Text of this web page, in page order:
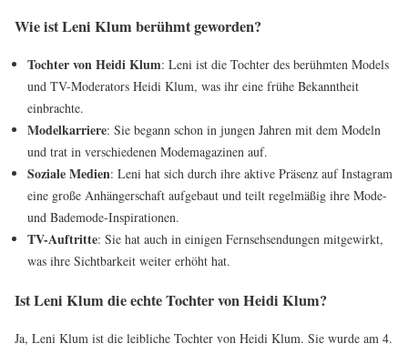
Wie ist Leni Klum berühmt geworden?
Tochter von Heidi Klum: Leni ist die Tochter des berühmten Models
und TV-Moderators Heidi Klum, was ihr eine frühe Bekanntheit
einbrachte.
Modelkarriere: Sie begann schon in jungen Jahren mit dem Modeln
und trat in verschiedenen Modemagazinen auf.
Soziale Medien: Leni hat sich durch ihre aktive Präsenz auf Instagram
eine große Anhängerschaft aufgebaut und teilt regelmäßig ihre Mode-
und Bademode-Inspirationen.
TV-Auftritte: Sie hat auch in einigen Fernsehsendungen mitgewirkt,
was ihre Sichtbarkeit weiter erhöht hat.
Ist Leni Klum die echte Tochter von Heidi Klum?
Ja, Leni Klum ist die leibliche Tochter von Heidi Klum. Sie wurde am 4.